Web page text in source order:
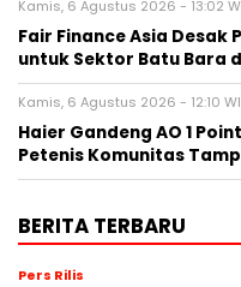
Kamis, 6 Agustus 2026 - 13:02
Fair Finance Asia Desak
untuk Sektor Batu Bara
Kamis, 6 Agustus 2026 - 12:10
Haier Gandeng AO 1
Petenis Komunitas
BERITA TERBARU
Pers Rilis